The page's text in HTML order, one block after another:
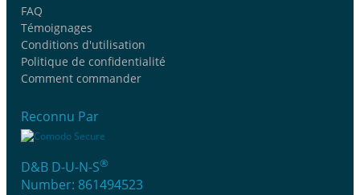
FAQ
Témoignages
Conditions d'utilisation
Politique de confidentialité
Comment commander
Reconnu Par
D&B D-U-N-S®
Number: 861494523